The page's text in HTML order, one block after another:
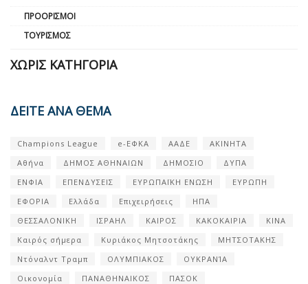
ΠΡΟΟΡΙΣΜΟΊ
ΤΟΥΡΙΣΜΌΣ
ΧΩΡΊΣ ΚΑΤΗΓΟΡΊΑ
ΔΕΙΤΕ ΑΝΑ ΘΕΜΑ
Champions League e-ΕΦΚΑ ΑΑΔΕ
ΑΚΙΝΗΤΑ
Αθήνα
ΔΗΜΟΣ ΑΘΗΝΑΙΩΝ ΔΗΜΟΣΙΟ
ΔΥΠΑ
ΕΝΦΙΑ
ΕΠΕΝΔΥΣΕΙΣ ΕΥΡΩΠΑΪΚΗ ΕΝΩΣΗ
ΕΥΡΩΠΗ
ΕΦΟΡΙΑ
Ελλάδα Επιχειρήσεις
ΗΠΑ
ΘΕΣΣΑΛΟΝΙΚΗ
ΙΣΡΑΗΛ ΚΑΙΡΟΣ ΚΑΚΟΚΑΙΡΙΑ
ΚΙΝΑ
Καιρός σήμερα
Κυριάκος Μητσοτάκης
ΜΗΤΣΟΤΑΚΗΣ
Ντόναλντ Τραμπ
ΟΛΥΜΠΙΑΚΟΣ
ΟΥΚΡΑΝΊΑ
Οικονομία
ΠΑΝΑΘΗΝΑΙΚΟΣ
ΠΑΣΟΚ